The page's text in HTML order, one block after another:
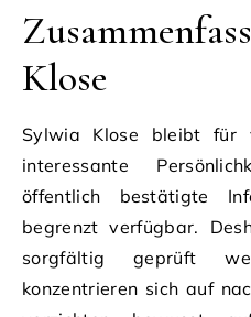
Klose
Sylwia Klose bleibt für
interessante
öffentlich bestätigte
begrenzt verfügbar.
sorgfältig geprüft
konzentrieren sich auf